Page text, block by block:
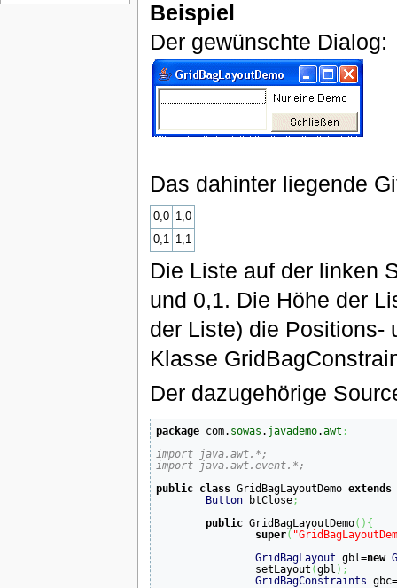
Beispiel
Der gewünschte Dialog:
Das dahinter liegende
0,0 1,0
0,1
1,1
Die Liste auf der linken
und 0,1. Die Höhe der
der Liste) die Positions-
Klasse
Der dazugehörige
package com. sowas . javademo.awt ;
import java.awt.*;
import java.awt.event.*;
public class GridBagLayoutDemo extends
Button btClose;
public GridBagLayoutDemo( ) {
super(
GridBagLayout gbl=new
		setLayout
(gbl ) ;
GridBagConstraints gbc=